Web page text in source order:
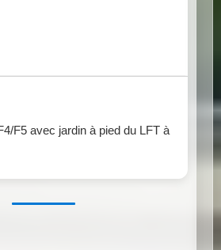
F5 avec jardin à pied du LFT à